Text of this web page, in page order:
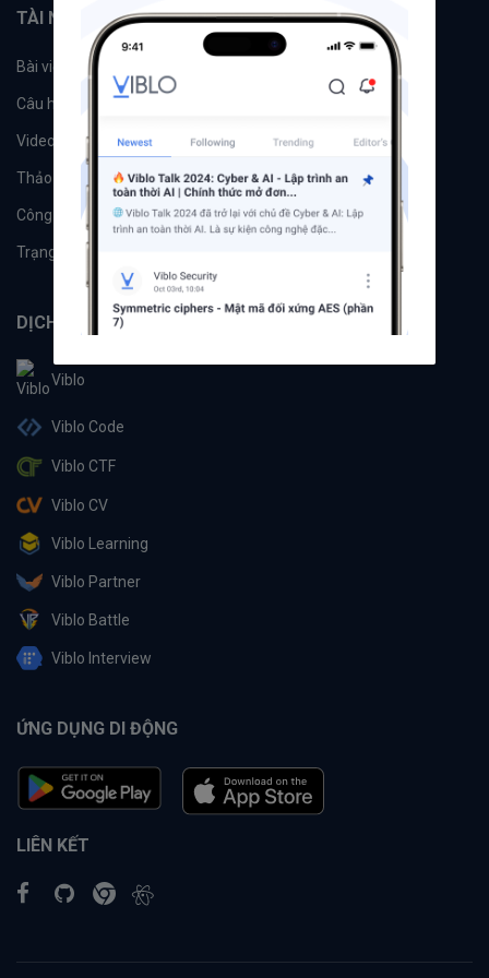
TÀI NGUYÊN
Bài viết
Câu hỏi
Videos Tác giả
Thảo luận Đề xuất hệ thống
Công cụ Machine Learning
Trạng thái hệ thống
DỊCH VỤ
Viblo
Viblo Code
Viblo CTF
Viblo CV
Viblo Learning
Viblo Partner
Viblo Battle
Viblo Interview
ỨNG DỤNG DI ĐỘNG
LIÊN KẾT